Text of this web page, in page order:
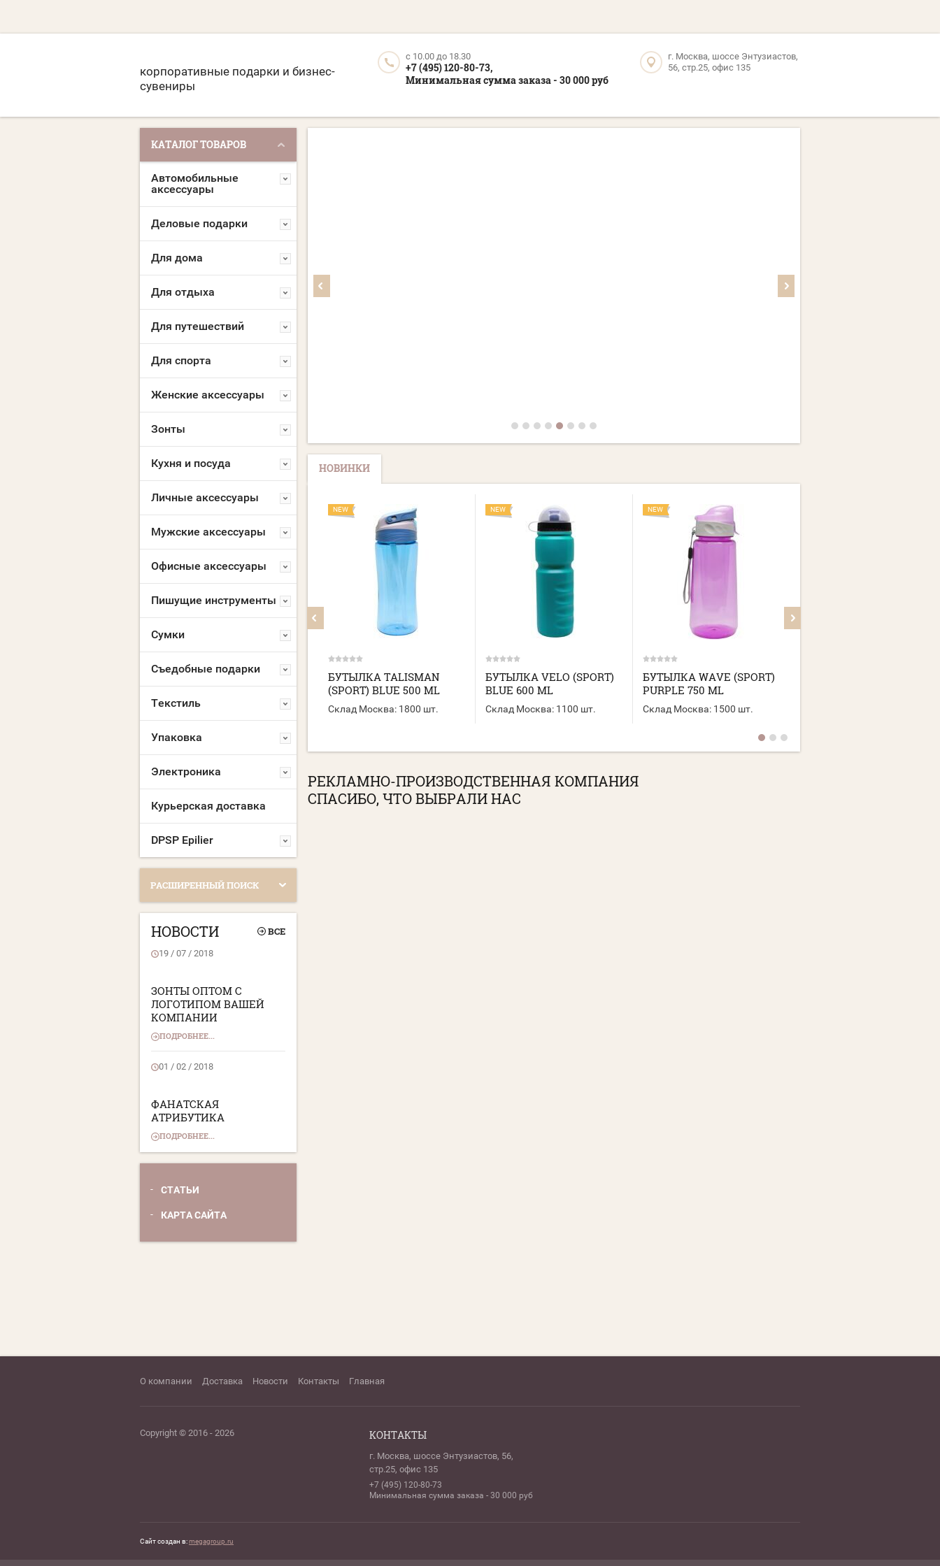
корпоративные подарки и бизнес-
сувениры
c 10.00 до 18.30
+7 (495) 120-80-73,
Минимальная сумма заказа - 30 000 руб
г. Москва, шоссе Энтузиастов,
56, стр.25, офис 135
КАТАЛОГ ТОВАРОВ
Автомобильные
аксессуары
Деловые подарки
Для дома
Для отдыха
Для путешествий
Для спорта
Женские аксессуары
Зонты
Кухня и посуда
Личные аксессуары
Мужские аксессуары
Офисные аксессуары
Пишущие инструменты
Сумки
Съедобные подарки
Текстиль
Упаковка
Электроника
Курьерская доставка
DPSP Epilier
РАСШИРЕННЫЙ ПОИСК
НОВОСТИ ВСЕ
19 / 07 / 2018
ЗОНТЫ ОПТОМ С
ЛОГОТИПОМ ВАШЕЙ
КОМПАНИИ
ПОДРОБНЕЕ...
01 / 02 / 2018
ФАНАТСКАЯ
АТРИБУТИКА
ПОДРОБНЕЕ...
СТАТЬИ
КАРТА САЙТА
НОВИНКИ
МАСКА МНОГОРАЗОВАЯ
ЛОГОТИПА
Склад Москва:10000 шт.
NEW
БУТЫЛКА TALISMAN
(SPORT) BLUE 500 ML
Склад Москва: 1800 шт.
NEW
БУТЫЛКА VELO (SPORT)
BLUE 600 ML
Склад Москва: 1100 шт.
NEW
БУТЫЛКА WAVE (SPORT)
PURPLE 750 ML
Склад Москва: 1500 шт.
РЕКЛАМНО-ПРОИЗВОДСТВЕННАЯ КОМПАНИЯ
СПАСИБО, ЧТО ВЫБРАЛИ НАС
О компании Доставка Новости Контакты Главная
Copyright © 2016 - 2026 КОНТАКТЫ
г. Москва, шоссе Энтузиастов, 56,
стр.25, офис 135
+7 (495) 120-80-73
Минимальная сумма заказа - 30 000 руб
Сайт создан в:megagroup.ru